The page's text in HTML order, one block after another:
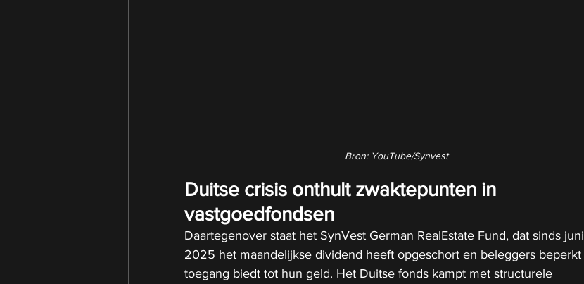
Bron: YouTube/Synvest
Duitse crisis onthult zwaktepunten in
vastgoedfondsen
Daartegenover staat het SynVest German RealEstate Fund, dat sinds juni
2025 het maandelijkse dividend heeft opgeschort en beleggers beperkt
toegang biedt tot hun geld. Het Duitse fonds kampt met structurele